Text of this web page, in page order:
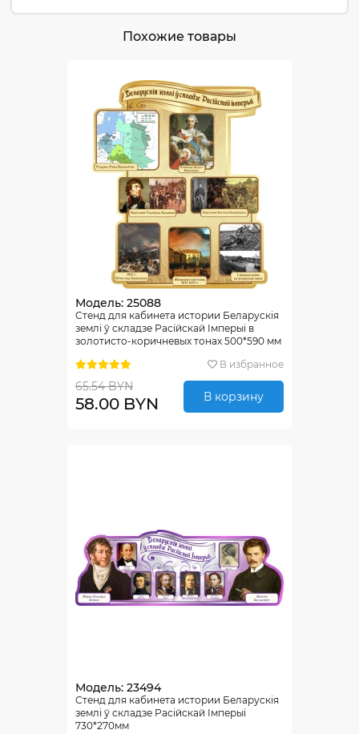
Похожие товары
Модель: 25088
Стенд для кабинета истории Беларускiя
землi ў складзе Расiйскай Iмперыi в
золотисто-коричневых тонах 500*590 мм
В избранное
65.54 BYN
58.00 BYN В корзину
Модель: 23494
Стенд для кабинета истории Беларускiя
землi ў складзе Расiйскай Iмперыi
730*270мм